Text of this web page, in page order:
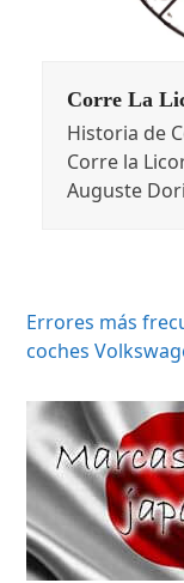
Corre La
Historia de
Corre la
Auguste
Errores más
coches